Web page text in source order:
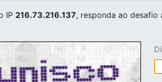
IP 216.73.216.137, responda ao desafio